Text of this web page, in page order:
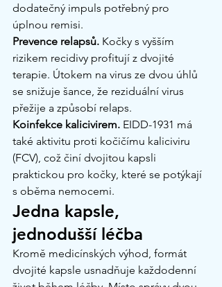
dodatečný impuls potřebný pro
úplnou remisi.
Prevence relapsů. Kočky s vyšším
rizikem recidivy profitují z dvojité
terapie. Útokem na virus ze dvou úhlů
se snižuje šance, že reziduální virus
přežije a způsobí relaps.
Koinfekce kalicivirem. EIDD-1931 má
také aktivitu proti kočičímu kaliciviru
(FCV), což činí dvojitou kapsli
praktickou pro kočky, které se potýkají
s oběma nemocemi.
Jedna kapsle,
jednodušší léčba
Kromě medicínských výhod, formát
dvojité kapsle usnadňuje každodenní